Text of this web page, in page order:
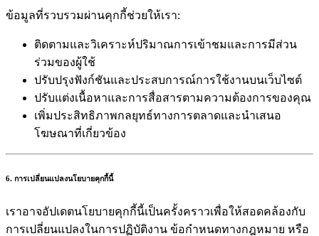
ข้อมูลที่รวบรวมผ่านคุกกี้ช่วยให้เรา:
ติดตามและวิเคราะห์ปริมาณการเข้าชมและการมีส่วน
ร่วมของผู้ใช้
ปรับปรุงฟังก์ชันและประสบการณ์การใช้งานบนเว็บไซต์
ปรับแต่งเนื้อหาและการสื่อสารตามความต้องการของคุณ
เพิ่มประสิทธิภาพกลยุทธ์ทางการตลาดและนำเสนอ
โฆษณาที่เกี่ยวข้อง
6. การเปลี่ยนแปลงนโยบายคุกกี้นี้
เราอาจอัปเดตนโยบายคุกกี้นี้เป็นครั้งคราวเพื่อให้สอดคล้องกับ
การเปลี่ยนแปลงในการปฏิบัติงาน ข้อกำหนดทางกฎหมาย หรือ